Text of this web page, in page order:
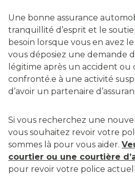
Une bonne assurance
tranquillité d’esprit et le
besoin lorsque vous en avez
vous déposiez une demande
légitime après un accident ou
confronté.e à une activité
d’avoir un partenaire
Si vous recherchez une
vous souhaitez revoir votre
sommes là pour vous aider.
courtier ou une courtière
pour revoir votre police